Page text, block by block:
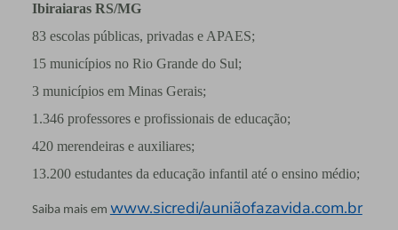
Ibiraiaras RS/MG
83 escolas públicas, privadas e APAES;
15 municípios no Rio Grande do Sul;
3 municípios em Minas Gerais;
1.346 professores e profissionais de educação;
420 merendeiras e auxiliares;
13.200 estudantes da educação infantil até o ensino médio;
Saiba mais em www.sicredi/auniãofazavida.com.br